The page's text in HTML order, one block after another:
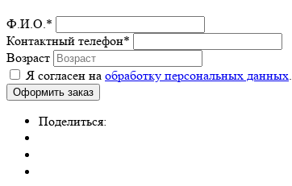
Ф.И.О. *
Контактный телефон*
Возраст
Я согласен на обработку персональных данных
Поделиться: